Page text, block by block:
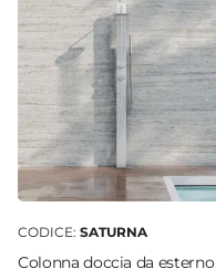
CODICE: SATURNA
Colonna doccia da esterno